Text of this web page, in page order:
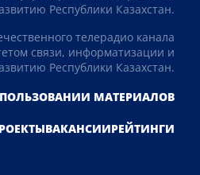
Республики Казахстан.
телерадио канала
связи, информатизации и
Республики Казахстан.
МАТЕРИАЛОВ
ВАКАНСИИРЕЙТИНГИ